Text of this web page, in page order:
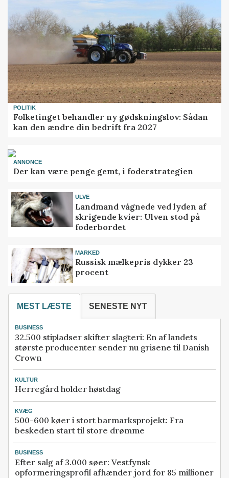
POLITIK
Folketinget behandler ny gødskningslov: Sådan
kan den ændre din bedrift fra 2027
ANNONCE
Der kan være penge gemt, i foderstrategien
ULVE
Landmand vågnede ved lyden af
skrigende kvier: Ulven stod på
foderbordet
MARKED
Russisk mælkepris dykker 23
procent
MEST LÆSTE SENESTE NYT
BUSINESS
32.500 stipladser skifter slagteri: En af landets
største producenter sender nu grisene til Danish
Crown
KULTUR
Herregård holder høstdag
KVÆG
500-600 køer i stort barmarksprojekt: Fra
beskeden start til store drømme
BUSINESS
Efter salg af 3.000 søer: Vestfynsk
opformeringsprofil afhænder jord for 85 millioner